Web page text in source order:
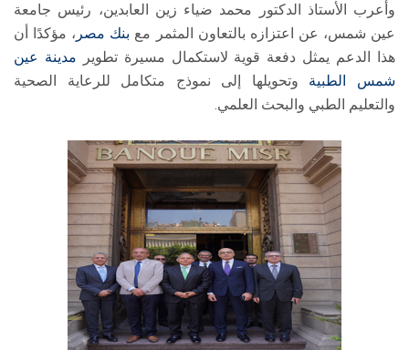
وأعرب الأستاذ الدكتور محمد ضياء زين العابدين، رئيس جامعة
عين شمس، عن اعتزازه بالتعاون المثمر مع بنك مصر ، مؤكدًا أن
هذا الدعم يمثل دفعة قوية لاستكمال مسيرة تطوير مدينة عين
شمس الطبية وتحويلها إلى نموذج متكامل للرعاية الصحية
والتعليم الطبي والبحث العلمي.